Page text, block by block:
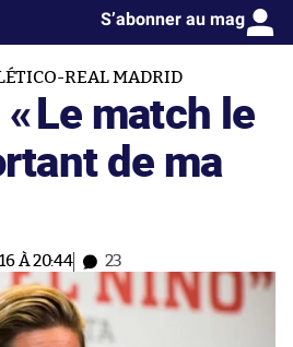
S’abonner au mag
REAL MADRID
Le match le
de ma
À 20:44 23